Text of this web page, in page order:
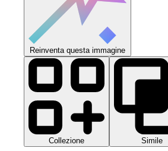
Reinventa questa immagine
Collezione Simile